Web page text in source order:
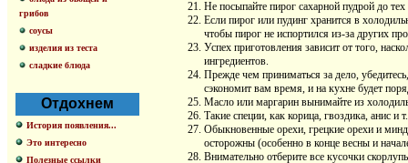
грибов
соусы
изделия из теста
сладкие блюда
Отдохнем
История появления...
Это интересно
Полезные ссылки
Не посыпайте пирог сахарной пудрой до
Если пирог или пудинг хранится в
чтобы пирог не испортился из-за других
Успех приготовления зависит от того,
ингредиентов.
Прежде чем приниматься за дело,
сэкономит вам время, и на кухне будет
Масло или маргарин вынимайте из
Такие специи, как корица, гвоздика, анис и
Обыкновенные орехи, грецкие орехи и
осторожны (особенно в конце весны и
Внимательно отберите все кусочки